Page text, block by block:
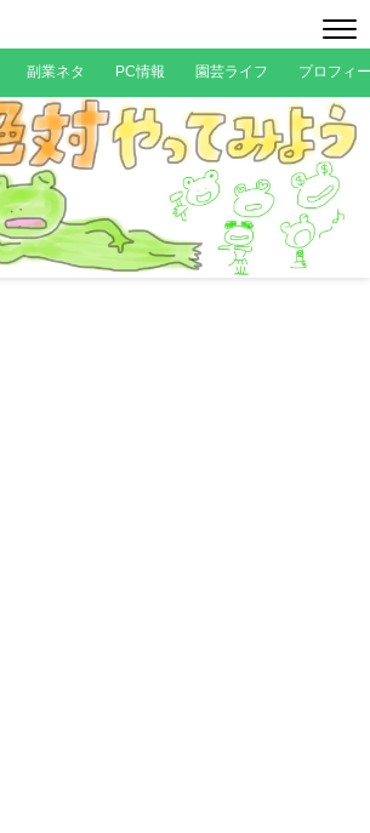
副業ネタ PC情報 園芸ライフ プロフィ